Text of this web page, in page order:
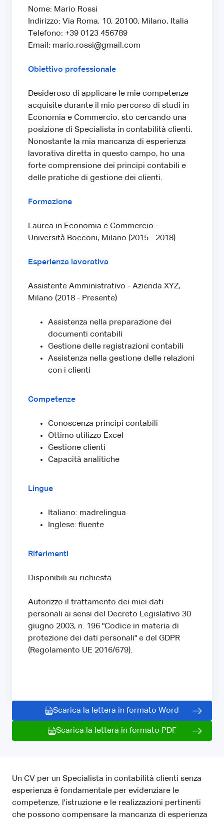
Nome: Mario Rossi
Indirizzo: Via Roma, 10, 20100, Milano, Italia
Telefono: +39 0123 456789
Email: mario.rossi@gmail.com
Obiettivo professionale
Desideroso di applicare le mie competenze
acquisite durante il mio percorso di studi in
Economia e Commercio, sto cercando una
posizione di Specialista in contabilità clienti.
Nonostante la mia mancanza di esperienza
lavorativa diretta in questo campo, ho una
forte comprensione dei principi contabili e
delle pratiche di gestione dei clienti.
Formazione
Laurea in Economia e Commercio -
Università Bocconi, Milano (2015 - 2018)
Esperienza lavorativa
Assistente Amministrativo - Azienda XYZ,
Milano (2018 - Presente)
Assistenza nella preparazione dei
documenti contabili
Gestione delle registrazioni contabili
Assistenza nella gestione delle relazioni
con i clienti
Competenze
Conoscenza principi contabili
Ottimo utilizzo Excel
Gestione clienti
Capacità analitiche
Lingue
Italiano: madrelingua
Inglese: fluente
Riferimenti
Disponibili su richiesta
Autorizzo il trattamento dei miei dati
personali ai sensi del Decreto Legislativo 30
giugno 2003, n. 196 "Codice in materia di
protezione dei dati personali" e del GDPR
(Regolamento UE 2016/679).
Scarica la lettera in formato Word
Scarica la lettera in formato PDF
Un CV per un Specialista in contabilità clienti senza
esperienza è fondamentale per evidenziare le
competenze, l'istruzione e le realizzazioni pertinenti
che possono compensare la mancanza di esperienza